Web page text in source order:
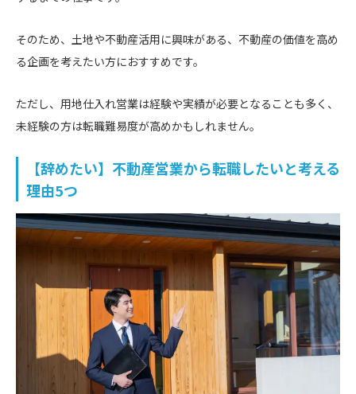
そのため、土地や不動産活用に興味がある、不動産の価値を高め
る企画を考えたい方におすすめです。
ただし、用地仕入れ営業は経験や実績が必要となることも多く、
未経験の方は転職難易度が高めかもしれません。
【辞めたい】不動産営業から転職したいと考える
理由5つ